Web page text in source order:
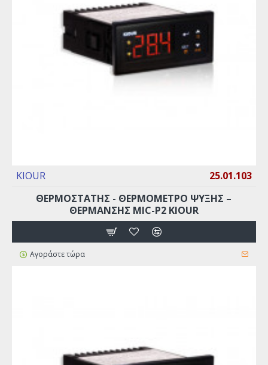
KIOUR
25.01.103
ΘΕΡΜΟΣΤΑΤΗΣ - ΘΕΡΜΟΜΕΤΡΟ ΨΥΞΗΣ –
ΘΕΡΜΑΝΣΗΣ MIC-P2 KIOUR
Αγοράστε τώρα